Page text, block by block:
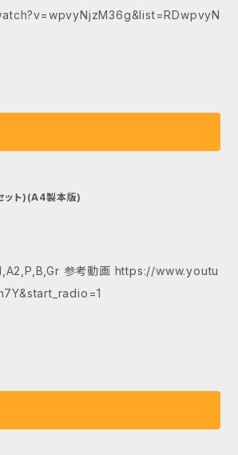
ット)(A4製本版)
www.youtu